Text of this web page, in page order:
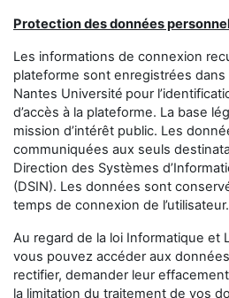
Protection des données
Les informations de connexion
plateforme sont enregistrées
Nantes Université pour
d’accès à la plateforme. La base
mission d’intérêt public. Les
communiquées aux seuls
Direction des Systèmes
(DSIN). Les données sont
temps de connexion de l’utilisateur.
Au regard de la loi Informatique et
vous pouvez accéder aux
rectifier, demander leur
la limitation du traitement de vos